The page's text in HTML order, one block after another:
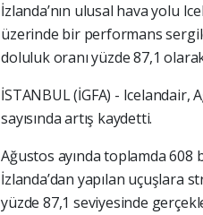
İzlanda’nın ulusal hava yolu
üzerinde bir performans
doluluk oranı yüzde 87,1
İSTANBUL (İGFA) -
sayısında artış kaydetti.
Ağustos ayında toplamda 608
İzlanda’dan yapılan uçuşlara
yüzde 87,1 seviyesinde